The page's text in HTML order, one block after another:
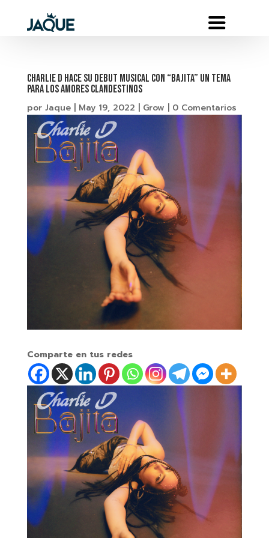
CHARLIE D HACE SU DEBUT MUSICAL CON “BAJITA” UN TEMA
PARA LOS AMORES CLANDESTINOS
por Jaque| May 19, 2022 Grow 0 Comentarios
Comparte en tus redes